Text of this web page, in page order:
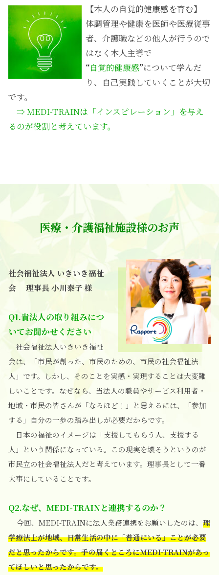
【本人の自覚的健康感を育む】
体調管理や健康を医師や医療従事
者、介護職などの他人が行うので
はなく本人主導で
“自覚的健康感”について学んだ
り、自己実践していくことが大切
です。
⇒ MEDI-TRAINは「インスピレーション」を与え
るのが役割と考えています。
医療・介護福祉施設様のお声
社会福祉法人 いきいき福祉
会 理事長 小川泰子 様
Q1.貴法人の取り組みにつ
いてお聞かせください
社会福祉法人いきいき福祉
会は、「市民が創った、市民のための、市民の社会福祉法
人」です。しかし、そのことを実感・実現することは大変難
しいことです。なぜなら、当法人の職員やサービス利用者・
地域・市民の皆さんが「なるほど！」と思えるには、「参加
する」自分の一歩の踏み出しが必要だからです。
日本の福祉のイメージは「支援してもらう人、支援する
人」という関係になっている。この現実を壊そうというのが
市民立の社会福祉法人だと考えています。理事長として一番
大事にしていることです。
Q2.なぜ、MEDI-TRAINと連携するのか？
今回、MEDI-TRAINに法人業務連携をお願いしたのは、 理
学療法士が地域、日常生活の中に「普通にいる」ことが必要
だと思ったからです。手の届くところにMEDI-TRAINがあっ
てほしいと思ったからです。